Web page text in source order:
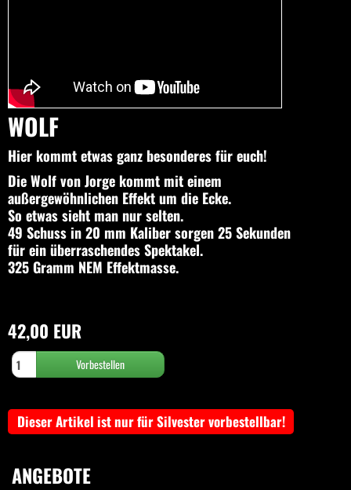
WOLF
Hier kommt etwas ganz besonderes für euch!
Die Wolf von Jorge kommt mit einem
außergewöhnlichen Effekt um die Ecke.
So etwas sieht man nur selten.
49 Schuss in 20 mm Kaliber sorgen 25 Sekunden
für ein überraschendes Spektakel.
325 Gramm NEM Effektmasse.
42,00 EUR
Dieser Artikel ist nur für Silvester vorbestellbar!
ANGEBOTE